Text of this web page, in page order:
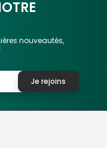
nouveautés,
Je rejoins